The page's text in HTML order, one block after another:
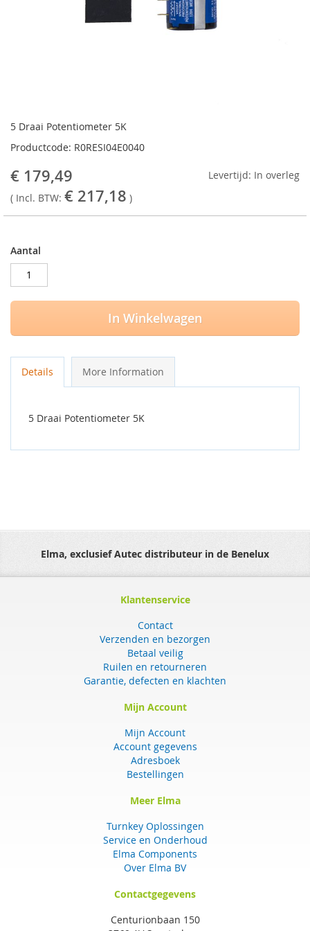
5 Draai Potentiometer 5K
Productcode: R0RESI04E0040
€ 179,49
( Incl. BTW: € 217,18 )
Levertijd: In overleg
Aantal
In Winkelwagen
naar
begin
van
de
afbeeldingen-
Details More Information
5 Draai Potentiometer 5K
Elma, exclusief Autec distributeur in de Benelux
Klantenservice
Contact
Verzenden en bezorgen
Betaal veilig
Ruilen en retourneren
Garantie, defecten en klachten
Mijn Account
Mijn Account
Account gegevens
Adresboek
Bestellingen
Meer Elma
Turnkey Oplossingen
Service en Onderhoud
Elma Components
Over Elma BV
Contactgegevens
Centurionbaan 150